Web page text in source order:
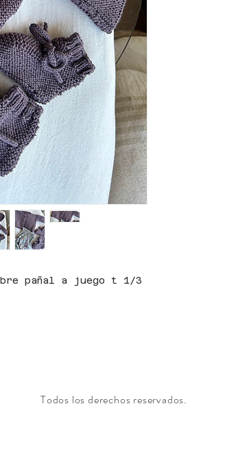
pañal a juego t 1/3
Todos los derechos reservados.